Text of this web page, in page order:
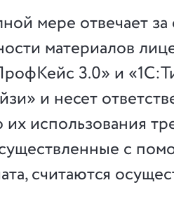
мере отвечает
материалов
3.0» и
и несет
использования
с
считаются